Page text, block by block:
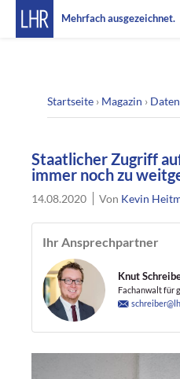
Mehrfach ausgezeichnet.
Startseite › Magazin ›
Staatlicher Zugriff
immer noch zu
14.08.2020 Von Kevin
Ihr Ansprechpartner
Knut
Fachanwalt für